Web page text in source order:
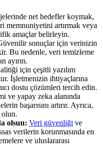
net hedefler koymak,
memnuniyetini artırmak veya
amaçlar belirleyin.
sonuçlar için verinizin
Bu nedenle, veri temizleme
ayırın.
için çeşitli yazılım
İşletmenizin ihtiyaçlarına
dostu çözümleri tercih edin.
ve yapay zeka alanında
başarısını artırır. Ayrıca,
olun.
olsun: Veri güvenliği ve
verilerin korunmasında en
ve uluslararası